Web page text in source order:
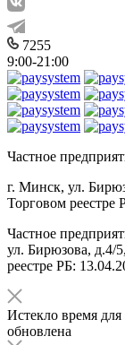
7255
9:00-21:00
Частное
г. Минск, ул.
Торговом реестре
Частное
ул. Бирюзова, д.4/
реестре РБ:
Истекло время для
обновлена